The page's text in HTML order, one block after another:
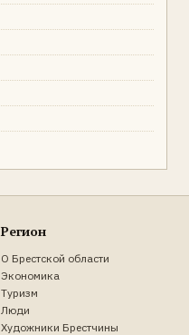
Регион
О Брестской области
Экономика
Туризм
Люди
Художники Брестчины